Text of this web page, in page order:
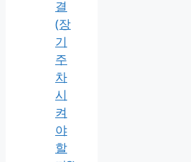
결
(장
기
주
차
시
켜
야
할